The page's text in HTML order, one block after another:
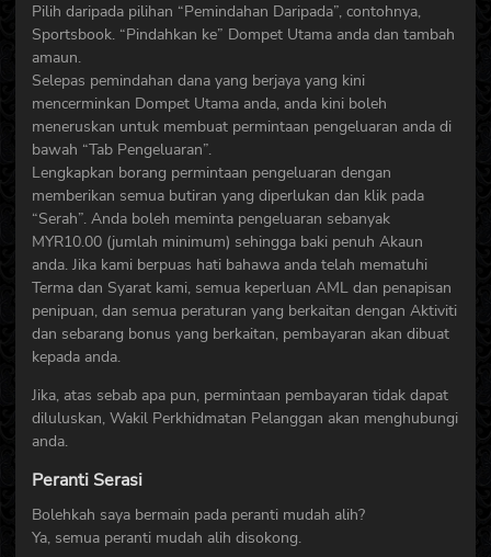
Pilih daripada pilihan “Pemindahan Daripada”, contohnya,
Sportsbook. “Pindahkan ke” Dompet Utama anda dan tambah
amaun.
Selepas pemindahan dana yang berjaya yang kini
mencerminkan Dompet Utama anda, anda kini boleh
meneruskan untuk membuat permintaan pengeluaran anda di
bawah “Tab Pengeluaran”.
Lengkapkan borang permintaan pengeluaran dengan
memberikan semua butiran yang diperlukan dan klik pada
“Serah”. Anda boleh meminta pengeluaran sebanyak
MYR10.00 (jumlah minimum) sehingga baki penuh Akaun
anda. Jika kami berpuas hati bahawa anda telah mematuhi
Terma dan Syarat kami, semua keperluan AML dan penapisan
penipuan, dan semua peraturan yang berkaitan dengan Aktiviti
dan sebarang bonus yang berkaitan, pembayaran akan dibuat
kepada anda.
Jika, atas sebab apa pun, permintaan pembayaran tidak dapat
diluluskan, Wakil Perkhidmatan Pelanggan akan menghubungi
anda.
Peranti Serasi
Bolehkah saya bermain pada peranti mudah alih?
Ya, semua peranti mudah alih disokong.